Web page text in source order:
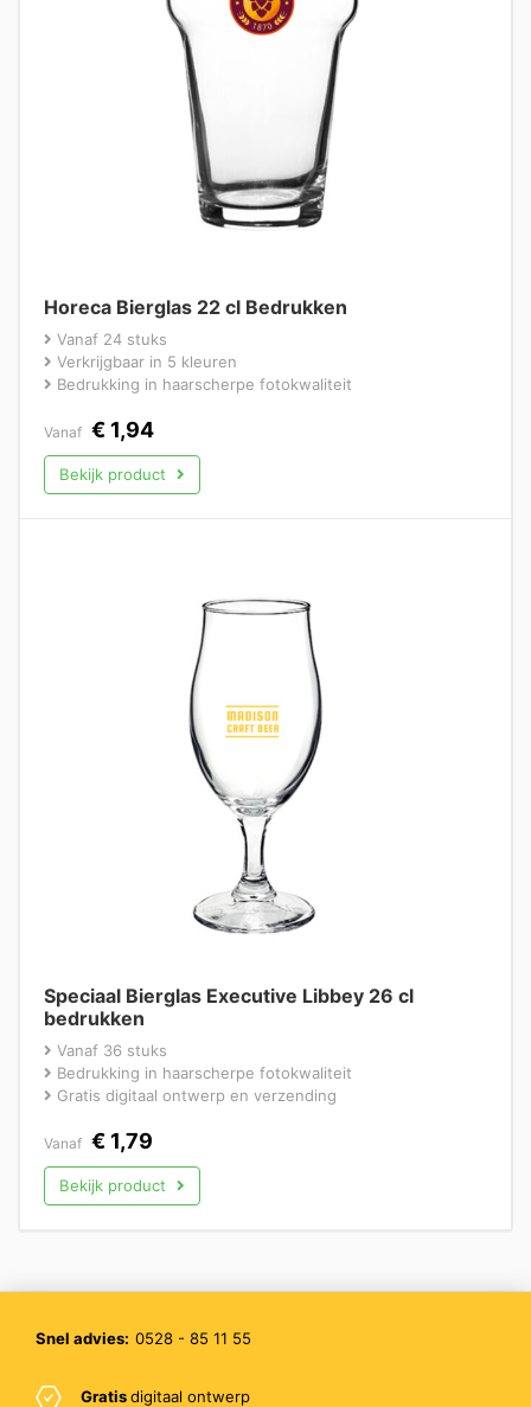
Horeca Bierglas 22 cl Bedrukken
Vanaf 24 stuks
Verkrijgbaar in 5 kleuren
Bedrukking in haarscherpe fotokwaliteit
Vanaf € 1,94
Bekijk product
Speciaal Bierglas Executive Libbey 26 cl
bedrukken
Vanaf 36 stuks
Bedrukking in haarscherpe fotokwaliteit
Gratis digitaal ontwerp en verzending
Vanaf € 1,79
Bekijk product
Snel advies: 0528 - 85 11 55
Gratisdigitaal ontwerp